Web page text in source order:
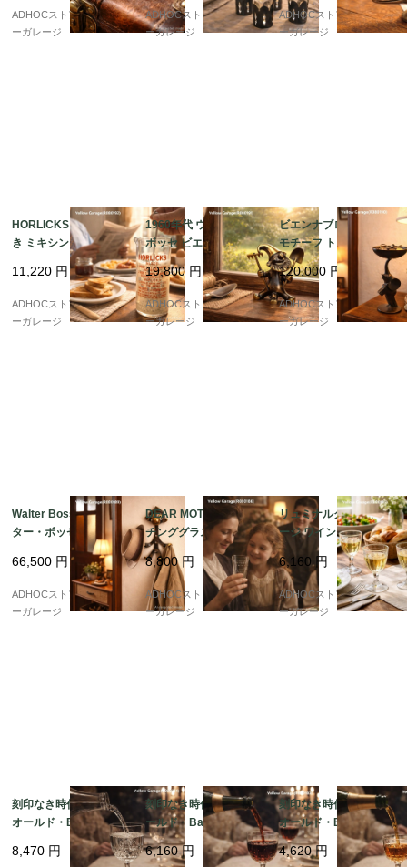
ADHOCストア・イエロ
ーガレージ
ADHOCストア・イエロ
ーガレージ
リ
ADHOCストア・イエロ
ーガレージ
HORLICKS マドラー付
き ミキシンググラス ?
英国で生まれた、栄養
ドリンクのための実用
ガラス ?
11,220 円
ADHOCストア・イエロ
ーガレージ
1960年代 ウォルター・
ボッセ ビエンナブロン
ズ ノーム（園芸用具欠
品） ? ミニマル造形が
際立つオリジナル真鍮
フィギュア ?
19,800 円
ADHOCストア・イエロ
ーガレージ
ビエンナブロンズ ゾウ
モチーフ トレイ付き置
物 — 鼻で支えるトレイ
が愛らしい、ウィーン
工芸のユーモラスな小
品 —
120,000 円
ADHOCストア・イエロ
ーガレージ
Walter Bosse（ウォル
ター・ボッセ） 猿モチ
ーフ 真鍮製ウォールフ
ック／コートハンガー
— ユーモアと機能美が
融合したミッドセンチ
66,500 円
ADHOCストア・イエロ
ーガレージ
DEAR MOTHER エッ
チンググラス — “LIZZI
E”の名を刻んだ、静か
な想いのヴィンテージ
—
8,800円
ADHOCストア・イエロ
ーガレージ
リュミナルク ヴィンテ
ージ ワイングラス 6客
セット — フランスのガ
ラス美が息づく、コン
パクトな名作 —
6,160円
ADHOCストア・イエロ
ーガレージ
刻印なき時代の威厳 ?
オールド・Baccarat
ウォーターグラス（19
36年以前）
8,470 円
刻印なき時代の美 ? オ
ールド・Baccarat ワ
イングラス（1936年以
前）
6,160円
刻印なき時代の逸品 ?
オールド・Baccarat
シェリー酒グラス（19
36年以前）
4,620円